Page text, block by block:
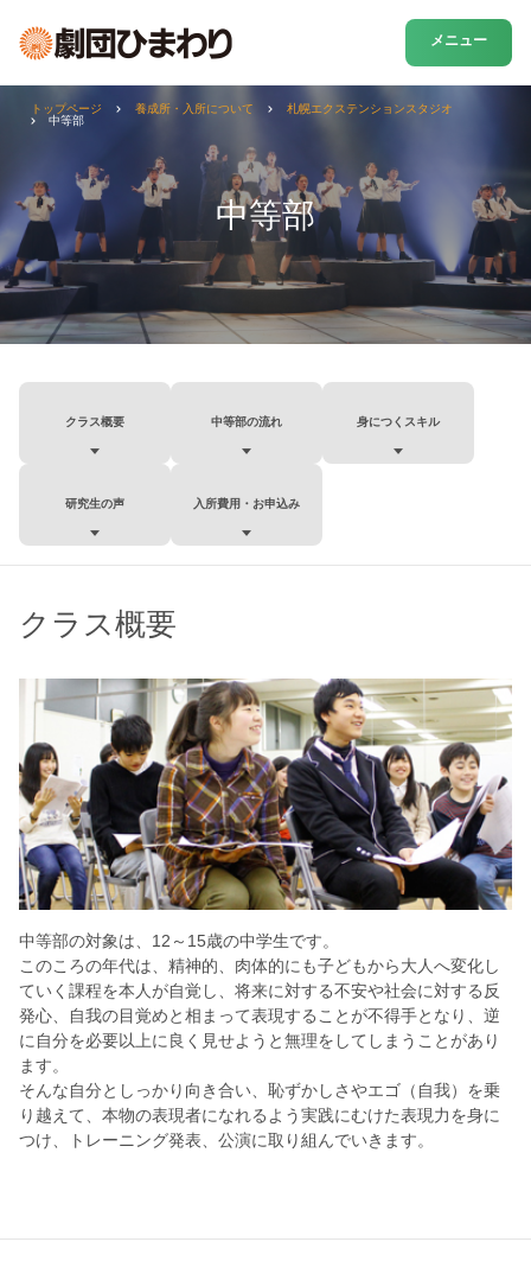
メニュー
中等部
トップページ 養成所・入所について
札幌エクステンションスタジオ
中等部
クラス概要 中等部の流れ 身につくスキル
研究生の声 入所費用・お申込み
クラス概要
中等部の対象は、12～15歳の中学生です。
このころの年代は、精神的、肉体的にも子どもから大人へ変化し
ていく課程を本人が自覚し、将来に対する不安や社会に対する反
発心、自我の目覚めと相まって表現することが不得手となり、逆
に自分を必要以上に良く見せようと無理をしてしまうことがあり
ます。
そんな自分としっかり向き合い、恥ずかしさやエゴ（自我）を乗
り越えて、本物の表現者になれるよう実践にむけた表現力を身に
つけ、トレーニング発表、公演に取り組んでいきます。